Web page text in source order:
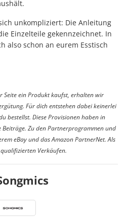
unkompliziert: Die Anleitung
Einzelteile gekennzeichnet. In
also schon an eurem Esstisch
Seite ein Produkt kaufst, erhalten wir
Für dich entstehen dabei keinerlei
bestellst. Diese Provisionen haben in
Zu den Partnerprogrammen und
eBay und das Amazon PartnerNet. Als
Verkäufen.